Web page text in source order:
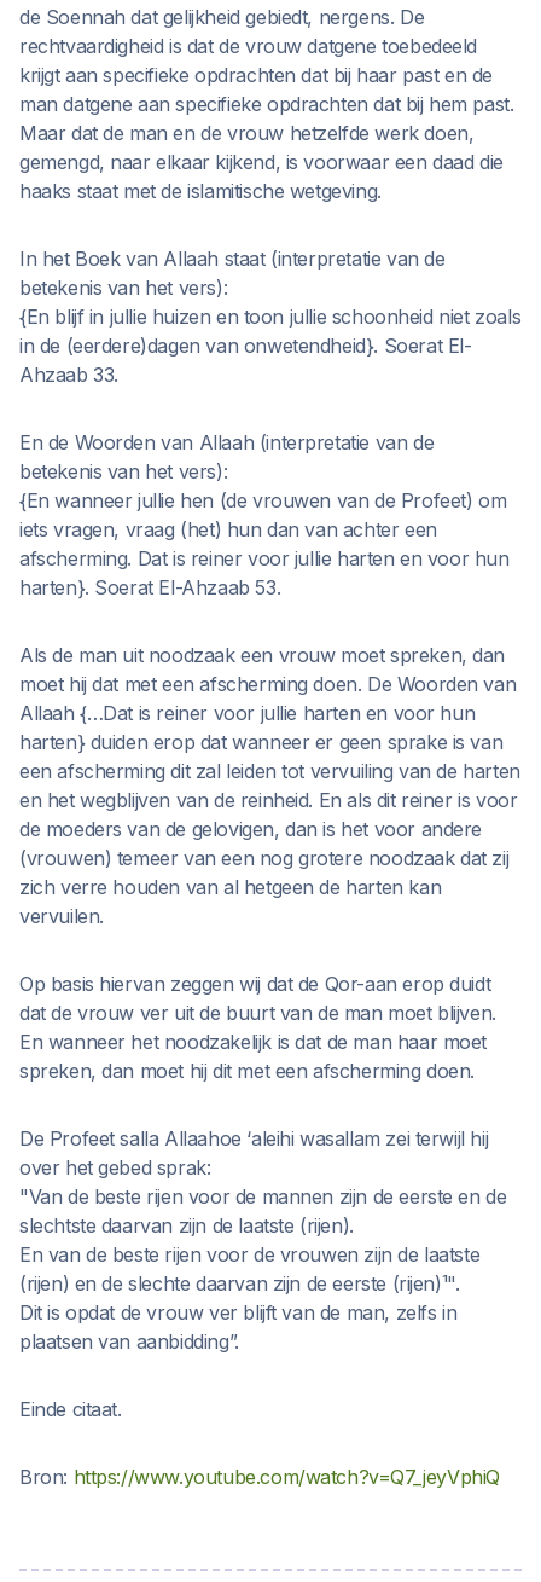
de Soennah dat gelijkheid gebiedt, nergens. De
rechtvaardigheid is dat de vrouw datgene toebedeeld
krijgt aan specifieke opdrachten dat bij haar past en de
man datgene aan specifieke opdrachten dat bij hem past.
Maar dat de man en de vrouw hetzelfde werk doen,
gemengd, naar elkaar kijkend, is voorwaar een daad die
haaks staat met de islamitische wetgeving.
In het Boek van Allaah staat (interpretatie van de
betekenis van het vers):
{En blijf in jullie huizen en toon jullie schoonheid niet zoals
in de (eerdere)dagen van onwetendheid}. Soerat El-
Ahzaab 33.
En de Woorden van Allaah (interpretatie van de
betekenis van het vers):
{En wanneer jullie hen (de vrouwen van de Profeet) om
iets vragen, vraag (het) hun dan van achter een
afscherming. Dat is reiner voor jullie harten en voor hun
harten}. Soerat El-Ahzaab 53.
Als de man uit noodzaak een vrouw moet spreken, dan
moet hij dat met een afscherming doen. De Woorden van
Allaah {…Dat is reiner voor jullie harten en voor hun
harten} duiden erop dat wanneer er geen sprake is van
een afscherming dit zal leiden tot vervuiling van de harten
en het wegblijven van de reinheid. En als dit reiner is voor
de moeders van de gelovigen, dan is het voor andere
(vrouwen) temeer van een nog grotere noodzaak dat zij
zich verre houden van al hetgeen de harten kan
vervuilen.
Op basis hiervan zeggen wij dat de Qor-aan erop duidt
dat de vrouw ver uit de buurt van de man moet blijven.
En wanneer het noodzakelijk is dat de man haar moet
spreken, dan moet hij dit met een afscherming doen.
De Profeet salla Allaahoe ‘aleihi wasallam zei terwijl hij
over het gebed sprak:
"Van de beste rijen voor de mannen zijn de eerste en de
slechtste daarvan zijn de laatste (rijen).
En van de beste rijen voor de vrouwen zijn de laatste
(rijen) en de slechte daarvan zijn de eerste (rijen)¹".
Dit is opdat de vrouw ver blijft van de man, zelfs in
plaatsen van aanbidding”.
Einde citaat.
Bron: https://www.youtube.com/watch?v=Q7_jeyVphiQ